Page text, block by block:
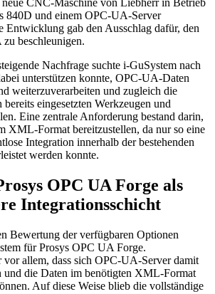
840D und einem OPC-UA-Server
Entwicklung gab den Ausschlag dafür, den
beschleunigen.
Nachfrage suchte i-GuSystem nach
unterstützen konnte, OPC-UA-Daten
weiterzuverarbeiten und zugleich die
eingesetzten Werkzeugen und
Eine zentrale Anforderung bestand darin,
XML-Format bereitzustellen, da nur so eine
Integration innerhalb der bestehenden
werden konnte.
OPC UA Forge als
Integrationsschicht
Bewertung der verfügbaren Optionen
für Prosys OPC UA Forge.
vor allem, dass sich OPC-UA-Server damit
und die Daten im benötigten XML-Format
Auf diese Weise blieb die vollständige